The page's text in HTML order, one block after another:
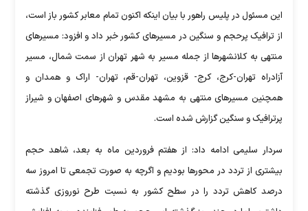
این مسئول در پلیس راهور با بیان اینکه اکنون تمام معابر کشور باز است،
از ترافیک پرحجم و سنگین در مسیر‌های کشور خبر داد و افزود: مسیر‌های
منتهی به کلانشهر‌ها از جمله مسیر به شهر تهران از سمت شمال، مسیر
آزادراه تهران-کرج، کرج- قزوین، تهران-قم، تهران- اراک و همدان و
همچنین مسیر‌های منتهی به مشهد مقدس و شهر‌های اصفهان و شیراز
پرترافیک و سنگین گزارش شده است.
سردار سلیمی ادامه داد: از هفتم فروردین ماه به بعد، شاهد حجم
بیشتری از تردد در محور‌ها بودیم و اگرچه به صورت تجمعی تا امروز سه
درصد کاهش تردد را در سطح کشور به نسبت طرح نوروزی گذشته